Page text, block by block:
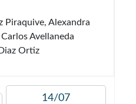
Piraquive, Alexandra
Avellaneda
Ortiz
14/07